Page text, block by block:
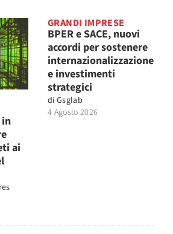
in
ai
GRANDI IMPRESE
BPER e SACE, nuovi
accordi per sostenere
internazionalizzazione
e investimenti
strategici
di Gsglab
4 Agosto 2026